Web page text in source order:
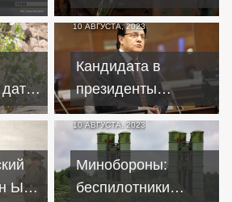
Пентагону отчет об
использовании
кассетных
боеприпасов
РФ в
с
10 АВГУСТА, 2023
Кандидата в
президенты
Эквадора
застрелили на
предвыборном
митинге
Ын
10 АВГУСТА, 2023
Минобороны:
беспилотники